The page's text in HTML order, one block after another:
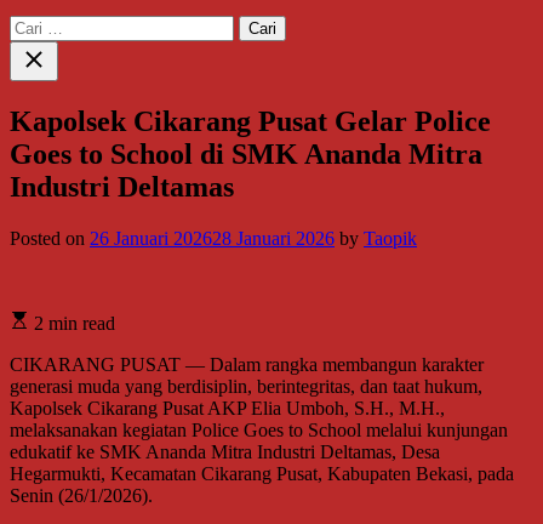
Cari
untuk:
Close
search
Kapolsek Cikarang Pusat Gelar Police
Goes to School di SMK Ananda Mitra
Industri Deltamas
Posted on 26 Januari 202628 Januari 2026 by Taopik
2 min read
CIKARANG PUSAT — Dalam rangka membangun karakter
generasi muda yang berdisiplin, berintegritas, dan taat hukum,
Kapolsek Cikarang Pusat AKP Elia Umboh, S.H., M.H.,
melaksanakan kegiatan Police Goes to School melalui kunjungan
edukatif ke SMK Ananda Mitra Industri Deltamas, Desa
Hegarmukti, Kecamatan Cikarang Pusat, Kabupaten Bekasi, pada
Senin (26/1/2026).